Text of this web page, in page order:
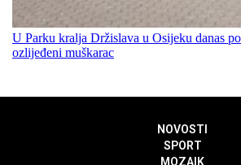
U Parku kralja Držislava u Osijeku danas
ozlijeđeni muškarac
NOVOSTI
SPORT
MOZAIK